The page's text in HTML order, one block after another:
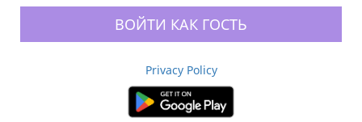
ВОЙТИ КАК ГОСТЬ
Privacy Policy